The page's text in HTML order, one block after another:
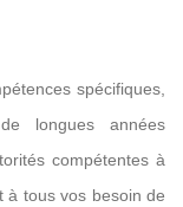
spécifiques,
longues années
compétentes à
à tous vos besoin de